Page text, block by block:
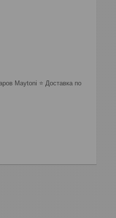
Maytoni ⭐️ Доставка по